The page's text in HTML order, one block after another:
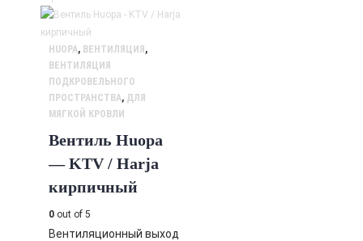
HUOPA, ВЕНТИЛЯЦИЯ ,
ВЕНТИЛЯЦИЯ
ПОДКРОВЕЛЬНОГО
ПРОСТРАНСТВА, ДЛЯ
МЯГКОЙ КРОВЛИ
Вентиль Huopa
— KTV / Harja
кирпичный
0 out of 5
Вентиляционный выход